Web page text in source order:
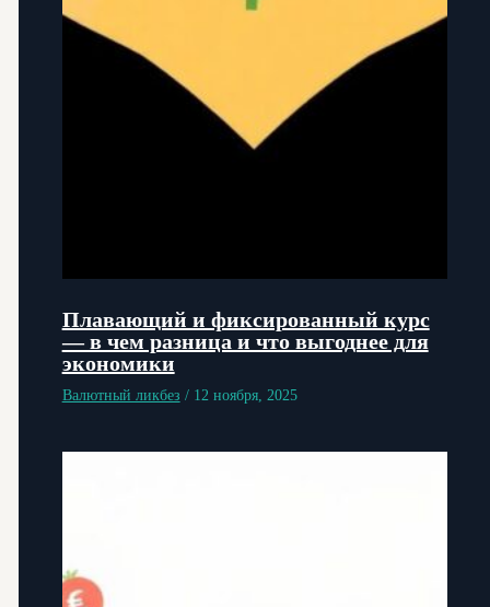
Плавающий и фиксированный курс
— в чем разница и что выгоднее для
экономики
Валютный ликбез / 12 ноября, 2025